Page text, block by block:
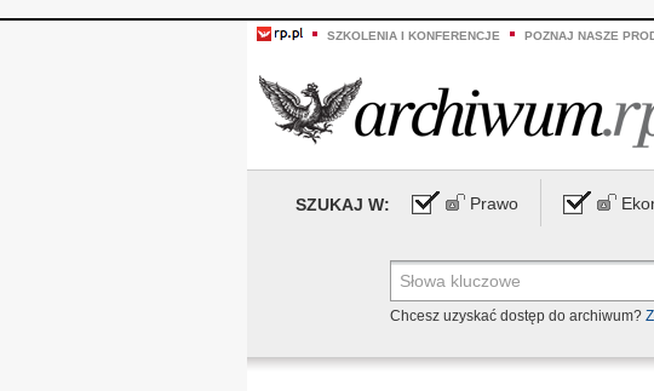
SZKOLENIA I KONFERENCJE POZNAJ NASZE
SZUKAJ W: Prawo
Chcesz uzyskać dostęp do archiwum?